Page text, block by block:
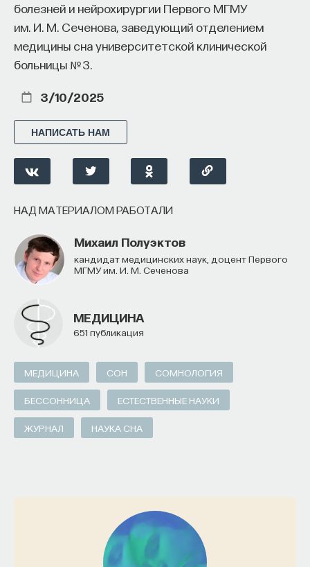
болезней и нейрохирургии Первого МГМУ
им. И. М. Сеченова, заведующий отделением
медицины сна университетской клинической
больницы № 3.
3/10/2025
НАПИСАТЬ НАМ
НАД МАТЕРИАЛОМ РАБОТАЛИ
Михаил Полуэктов
кандидат медицинских наук, доцент Первого
МГМУ им. И. М. Сеченова
МЕДИЦИНА
651 публикация
МЕДИЦИНА СОН СОМНОЛОГИЯ
БЕССОННИЦА ЕСТЕСТВЕННЫЕ НАУКИ
ЖУРНАЛ НАУКА СНА